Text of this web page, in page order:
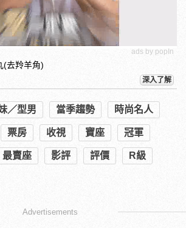
ads by popIn
(去羚羊角)
深入了解
／型男 當季趨勢 時尚名人
票房 收視 寶座 冠軍
最賣座 影評 評價 R級
Advertisements